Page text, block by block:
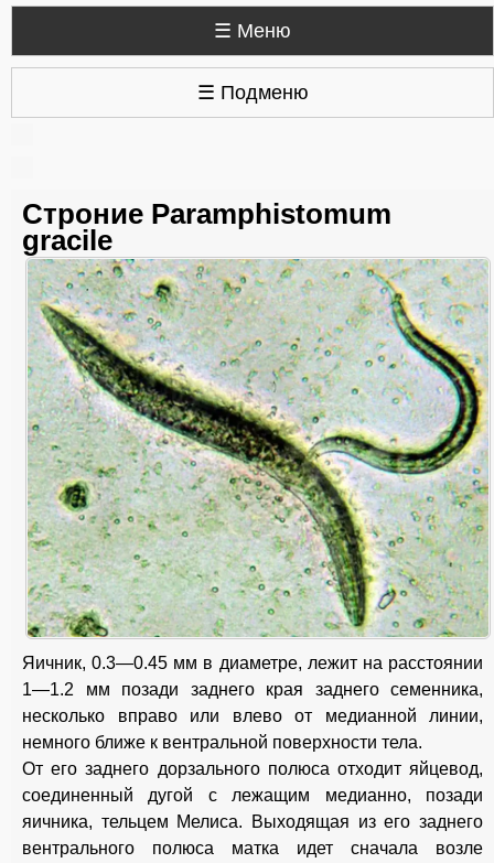
☰ Меню
☰ Подменю
Строние Paramphistomum
gracile
Яичник, 0.3—0.45 мм в диаметре, лежит на расстоянии
1—1.2 мм позади заднего края заднего семенника,
несколько вправо или влево от медианной линии,
немного ближе к вентральной поверхности тела.
От его заднего дорзального полюса отходит яйцевод,
соединенный дугой с лежащим медианно, позади
яичника, тельцем Мелиса. Выходящая из его заднего
вентрального полюса матка идет сначала возле